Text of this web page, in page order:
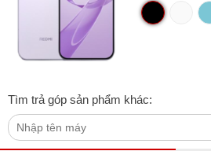
Tìm trả góp sản phẩm khác: